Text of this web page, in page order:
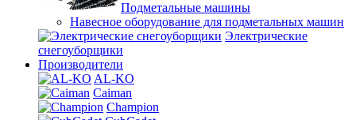
Подметальные машины
Навесное оборудование для подметальных машин
Электрические
снегоуборщики
Производители
AL-KO
Caiman
Champion